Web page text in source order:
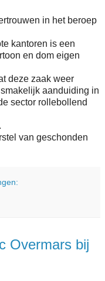
in het beroep
kantoren is een
en dom eigen
deze zaak weer
aanduiding in
sector rollebollend
van geschonden
Overmars bij